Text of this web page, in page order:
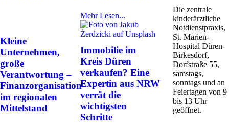
Mehr Lesen...
Kleine
Unternehmen,
große
Verantwortung –
Finanzorganisation
im regionalen
Mittelstand
Immobilie im
Kreis Düren
verkaufen? Eine
Expertin aus NRW
verrät die
wichtigsten
Schritte
Die zentrale
kinderärztliche
Notdienstpraxis,
St. Marien-
Hospital Düren-
Birkesdorf,
Dorfstraße 55,
samstags,
sonntags und an
Feiertagen von 9
bis 13 Uhr
geöffnet.